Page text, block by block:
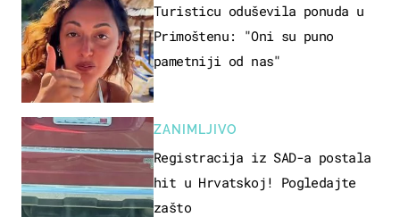
Turisticu oduševila ponuda u
Primoštenu: "Oni su puno
pametniji od nas"
ZANIMLJIVO
Registracija iz SAD-a postala
hit u Hrvatskoj! Pogledajte
zašto